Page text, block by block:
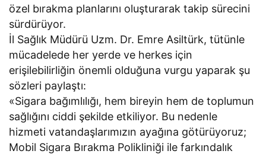
özel bırakma planlarını oluşturarak takip sürecini
sürdürüyor.
İl Sağlık Müdürü Uzm. Dr. Emre Asiltürk, tütünle
mücadelede her yerde ve herkes için
erişilebilirliğin önemli olduğuna vurgu yaparak şu
sözleri paylaştı:
«Sigara bağımlılığı, hem bireyin hem de toplumun
sağlığını ciddi şekilde etkiliyor. Bu nedenle
hizmeti vatandaşlarımızın ayağına götürüyoruz;
Mobil Sigara Bırakma Polikliniği ile farkındalık